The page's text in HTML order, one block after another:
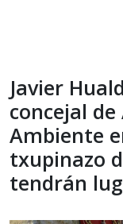
Javier
concejal
Ambiente
txupinazo
tendrán